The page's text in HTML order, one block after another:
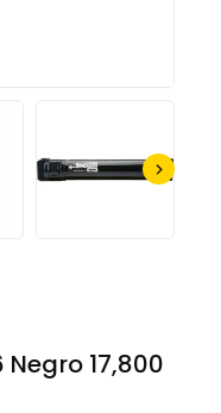
Negro 17,800